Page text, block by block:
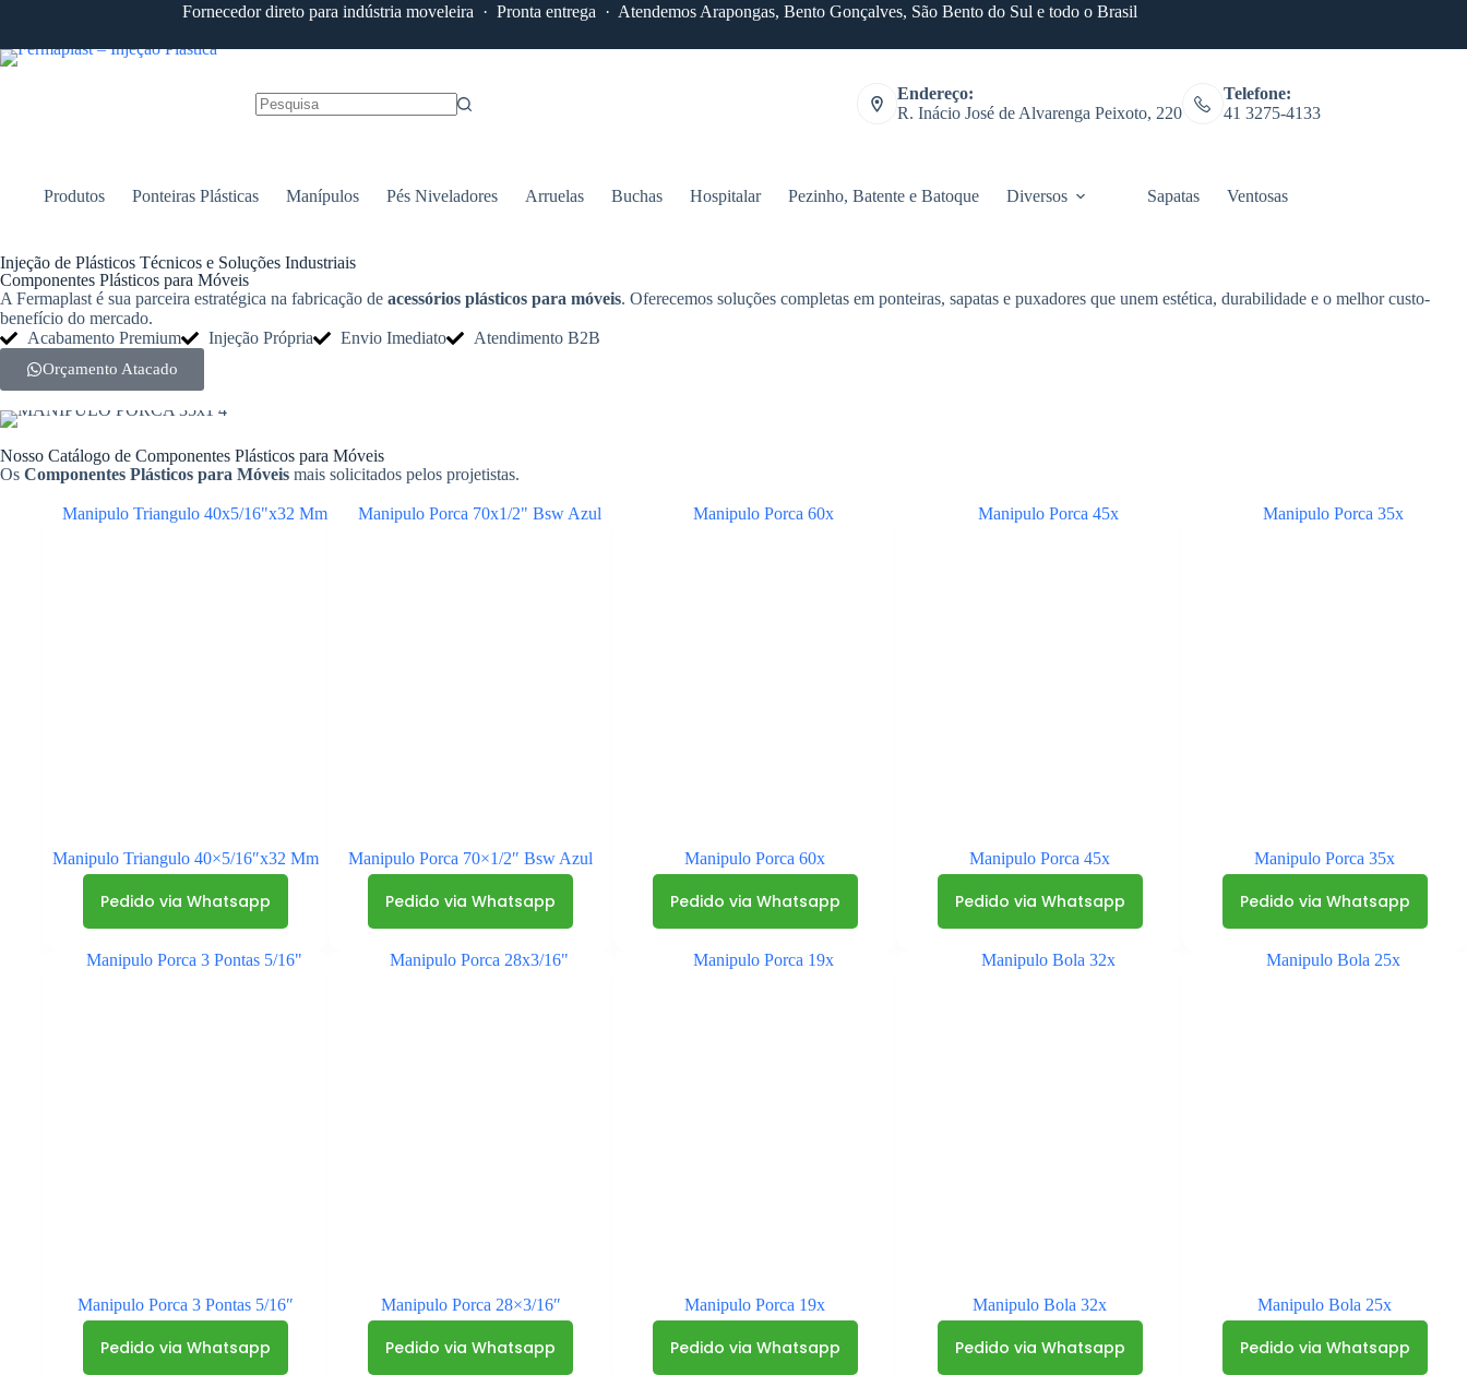
Fornecedor direto para indústria moveleira · Pronta entrega · Atendemos Arapongas, Bento Gonçalves, São Bento do Sul e todo o Brasil
Endereço:
R. Inácio José de Alvarenga Peixoto, 220
Telefone:
41 3275-4133
Produtos Ponteiras Plásticas Manípulos Pés Niveladores Arruelas Buchas Hospitalar Pezinho, Batente e Batoque Diversos Sapatas Ventosas
Injeção de Plásticos Técnicos e Soluções Industriais
Componentes Plásticos para Móveis
A Fermaplast é sua parceira estratégica na fabricação de acessórios plásticos para móveis. Oferecemos soluções completas em ponteiras, sapatas e puxadores que unem estética, durabilidade e o melhor custo-
benefício do mercado.
Acabamento Premium
Injeção Própria Envio Imediato Atendimento B2B
Orçamento Atacado
Nosso Catálogo de Componentes Plásticos para Móveis
Os Componentes Plásticos para Móveis mais solicitados pelos projetistas.
Manipulo Triangulo 40×5/16″x32 Mm
Pedido via Whatsapp
Manipulo Porca 70×1/2″ Bsw Azul
Pedido via Whatsapp
Manipulo Porca 60x
Pedido via Whatsapp
Manipulo Porca 45x
Pedido via Whatsapp
Manipulo Porca 35x
Pedido via Whatsapp
Manipulo Porca 3 Pontas 5/16″
Pedido via Whatsapp
Manipulo Porca 28×3/16″
Pedido via Whatsapp
Manipulo Porca 19x
Pedido via Whatsapp
Manipulo Bola 32x
Pedido via Whatsapp
Manipulo Bola 25x
Pedido via Whatsapp